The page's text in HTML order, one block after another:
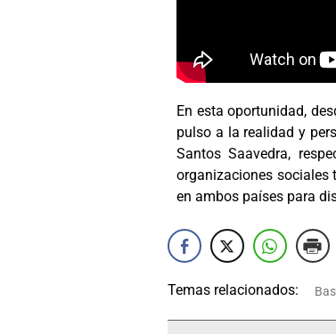
En esta oportunidad,
pulso a la realidad y
Santos Saavedra,
organizaciones
en ambos países para
Temas relacionados: